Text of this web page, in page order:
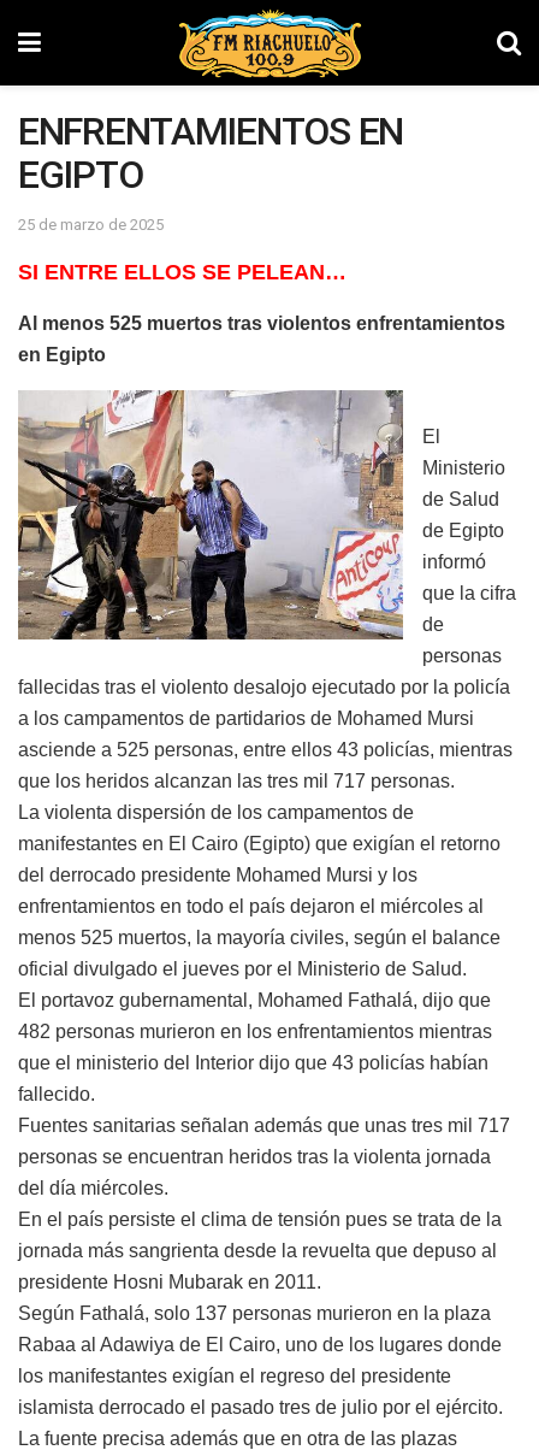
ENFRENTAMIENTOS EN
EGIPTO
25 de marzo de 2025
SI ENTRE ELLOS SE PELEAN…
Al menos 525 muertos tras violentos enfrentamientos
en Egipto
El
Ministerio
de Salud
de Egipto
informó
que la cifra
de
personas
fallecidas tras el violento desalojo ejecutado por la policía
a los campamentos de partidarios de Mohamed Mursi
asciende a 525 personas, entre ellos 43 policías, mientras
que los heridos alcanzan las tres mil 717 personas.
La violenta dispersión de los campamentos de
manifestantes en El Cairo (Egipto) que exigían el retorno
del derrocado presidente Mohamed Mursi y los
enfrentamientos en todo el país dejaron el miércoles al
menos 525 muertos, la mayoría civiles, según el balance
oficial divulgado el jueves por el Ministerio de Salud.
El portavoz gubernamental, Mohamed Fathalá, dijo que
482 personas murieron en los enfrentamientos mientras
que el ministerio del Interior dijo que 43 policías habían
fallecido.
Fuentes sanitarias señalan además que unas tres mil 717
personas se encuentran heridos tras la violenta jornada
del día miércoles.
En el país persiste el clima de tensión pues se trata de la
jornada más sangrienta desde la revuelta que depuso al
presidente Hosni Mubarak en 2011.
Según Fathalá, solo 137 personas murieron en la plaza
Rabaa al Adawiya de El Cairo, uno de los lugares donde
los manifestantes exigían el regreso del presidente
islamista derrocado el pasado tres de julio por el ejército.
La fuente precisa además que en otra de las plazas